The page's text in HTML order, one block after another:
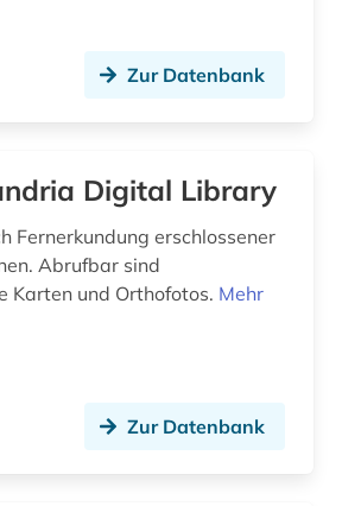
elektronische zeitschrift (7)
Zur Datenbank
Digital Library
Fernerkundung erschlossener
Abrufbar sind
Karten und Orthofotos. Mehr
Zur Datenbank